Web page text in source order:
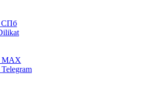
СПб
MAX